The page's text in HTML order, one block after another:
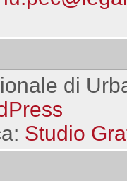
di
Studio